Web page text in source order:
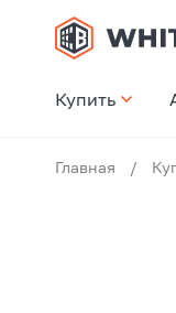
Купить
Главная /